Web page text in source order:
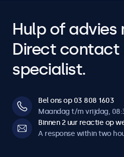
Hulp of advies
Direct contact
specialist.
Bel ons op 03 808 1603
Maandag t/m vrijdag,
Binnen 2 uur reactie op
A response within two